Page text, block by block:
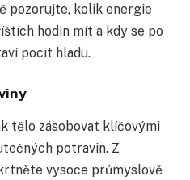
pozorujte, kolik energie
hodin mít a kdy se po
pocit hladu.
tělo zásobovat klíčovými
potravin. Z
vysoce průmyslově